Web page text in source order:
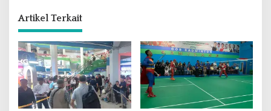
Artikel Terkait